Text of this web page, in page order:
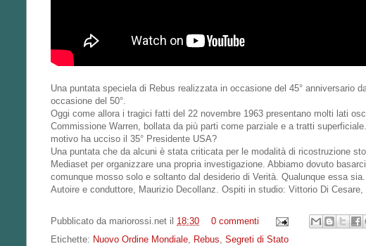
Una puntata speciela di Rebus realizzata in occasione del 45° anniversario
occasione del 50°.
Oggi come allora i tragici fatti del 22 novembre 1963 presentano molti lati
Commissione Warren, bollata da più parti come parziale e a tratti
motivo ha ucciso il 35° Presidente USA?
Una puntata che da alcuni è stata criticata per le modalità di ricostruzione
Mediaset per organizzare una propria investigazione. Abbiamo dovuto
comunque mosso solo e soltanto dal desiderio di Verità. Qualunque essa sia.
Autoire e conduttore, Maurizio Decollanz. Ospiti in studio: Vittorio Di
Pubblicato da mariorossi.net il 18:30
0 commenti
Etichette: Nuovo Ordine Mondiale, Rebus, Segreti di Stato